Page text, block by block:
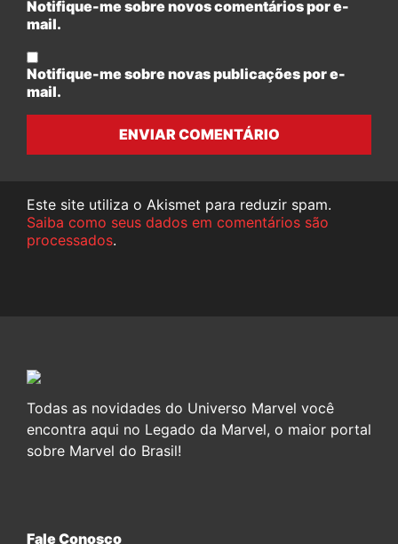
Notifique-me sobre novos comentários por e-
mail.
Notifique-me sobre novas publicações por e-
mail.
ENVIAR COMENTÁRIO
Este site utiliza o Akismet para reduzir spam.
Saiba como seus dados em comentários são
processados.
Todas as novidades do Universo Marvel você
encontra aqui no Legado da Marvel, o maior portal
sobre Marvel do Brasil!
Fale Conosco